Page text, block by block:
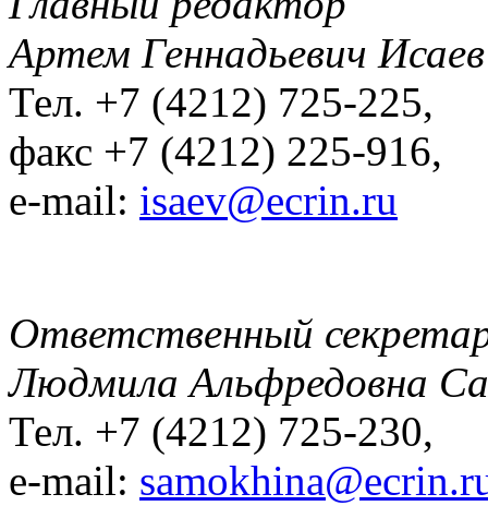
Артем Геннадьевич Исаев
Тел. +7 (4212) 725-225,
факс +7 (4212) 225-916,
e-mail: isaev@ecrin.ru
Ответственный
Людмила Альфредовна
Тел. +7 (4212) 725-230,
e-mail: